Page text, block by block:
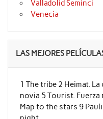
Valladolid Seminci
Venecia
LAS MEJORES
1 The tribe 2 Heimat.
novia 5 Tourist. Fuerza
Map to the stars 9